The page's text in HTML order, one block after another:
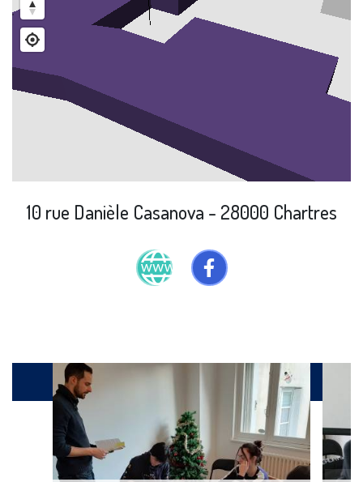
10 rue Danièle Casanova - 28000 Chartres
Produits